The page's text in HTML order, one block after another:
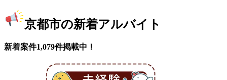
京都市の新着アルバイト
新着案件1,079件掲載中！